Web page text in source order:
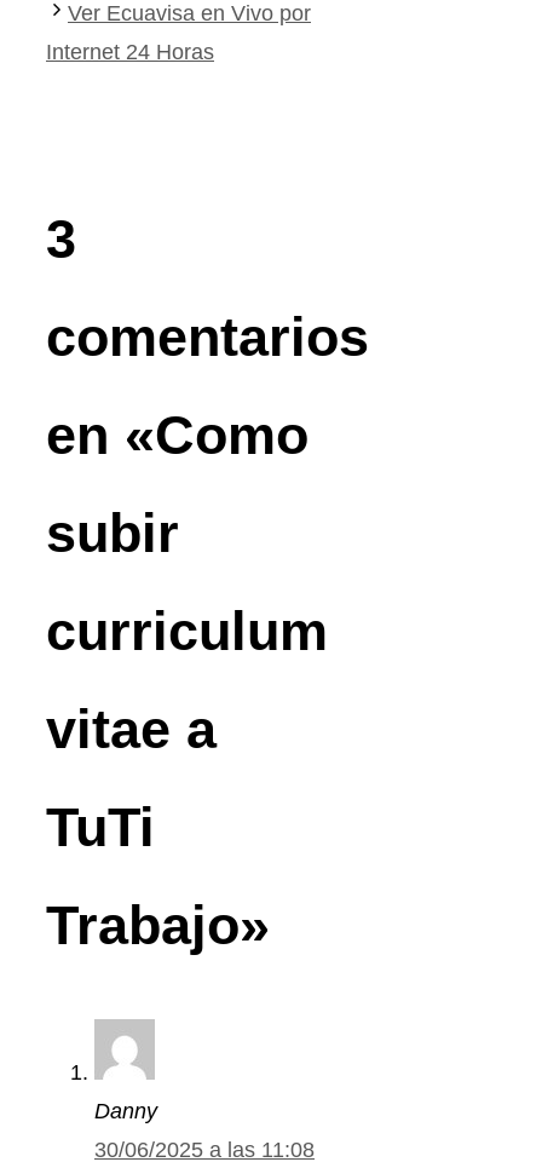
Ver Ecuavisa en Vivo por
Internet 24 Horas
3
comentarios
en «Como
subir
curriculum
vitae a
TuTi
Trabajo»
Danny
30/06/2025 a las 11:08